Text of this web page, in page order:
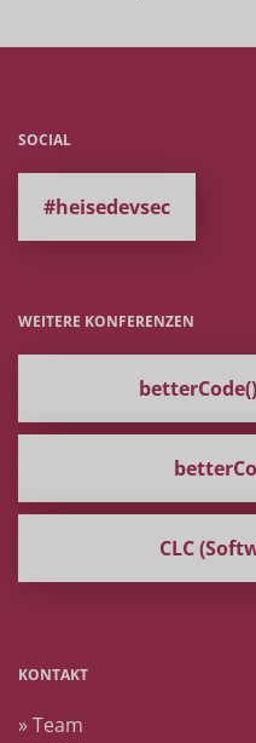
SOCIAL
#heisedevsec
WEITERE KONFERENZEN
CLC
KONTAKT
» Team